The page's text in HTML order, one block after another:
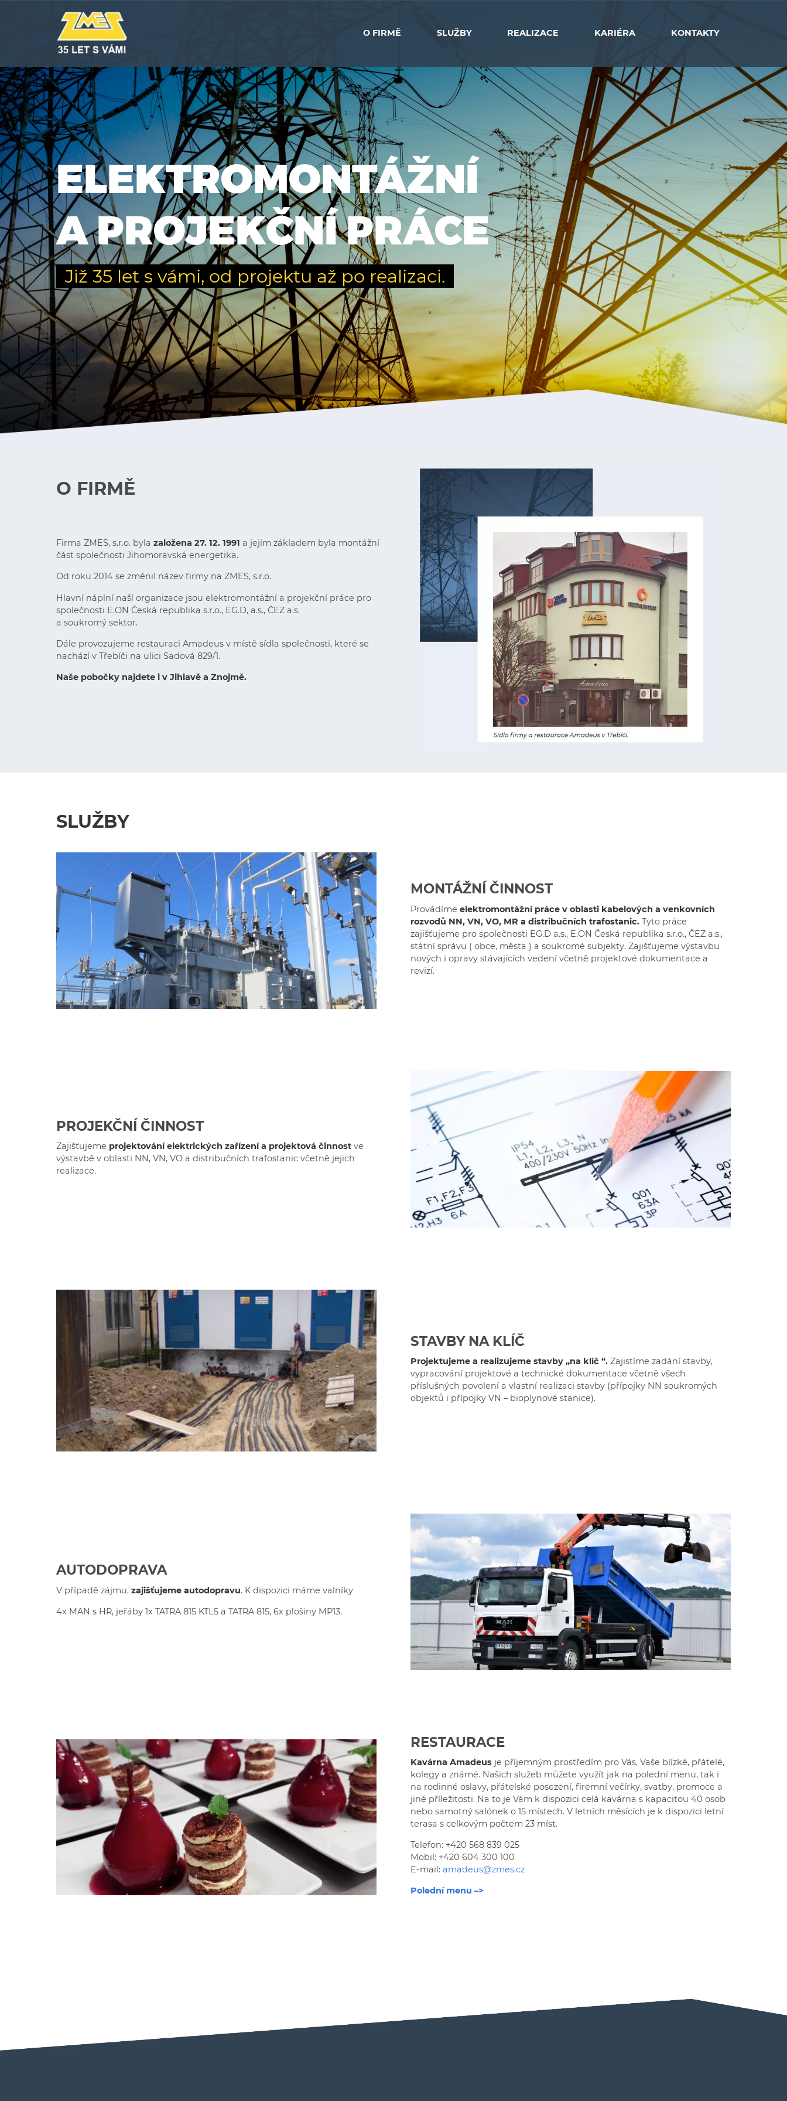
O FIRMĚ SLUŽBY REALIZACE KARIÉRA KONTAKTY
ELEKTROMONTÁŽNÍ
A PROJEKČNÍ PRÁCE
Již 35 let s vámi, od projektu až po realizaci.
O FIRMĚ
Firma ZMES, s.r.o. byla založena 27. 12. 1991 a jejím základem byla montážní
část společnosti Jihomoravská energetika.
Od roku 2014 se změnil název firmy na ZMES, s.r.o.
Hlavní náplní naší organizace jsou elektromontážní a projekční práce pro
společnosti E.ON Česká republika s.r.o., EG.D, a.s., ČEZ a.s.
a soukromý sektor.
Dále provozujeme restauraci Amadeus v místě sídla společnosti, které se
nachází v Třebíči na ulici Sadová 829/1.
Naše pobočky najdete i v Jihlavě a Znojmě.
SLUŽBY
MONTÁŽNÍ ČINNOST
Provádíme elektromontážní práce v oblasti kabelových a venkovních
rozvodů NN, VN, VO, MR a distribučních trafostanic. Tyto práce
zajišťujeme pro společnosti EG.D a.s., E.ON Česká republika s.r.o., ČEZ a.s.,
státní správu ( obce, města ) a soukromé subjekty. Zajišťujeme výstavbu
nových i opravy stávajících vedení včetně projektové dokumentace a
revizí.
PROJEKČNÍ ČINNOST
Zajišťujeme projektování elektrických zařízení a projektová činnost ve
výstavbě v oblasti NN, VN, VO a distribučních trafostanic včetně jejich
realizace.
STAVBY NA KLÍČ
Projektujeme a realizujeme stavby „na klíč “.Zajistíme zadání stavby,
vypracování projektové a technické dokumentace včetně všech
příslušných povolení a vlastní realizaci stavby (přípojky NN soukromých
objektů i přípojky VN – bioplynové stanice).
AUTODOPRAVA
V případě zájmu, zajišťujeme autodopravu. K dispozici máme valníky
4x MAN s HR, jeřáby 1x TATRA 815 KTL5 a TATRA 815, 6x plošiny MP13.
RESTAURACE
Kavárna Amadeusje příjemným prostředím pro Vás, Vaše blízké, přátelé,
kolegy a známé. Našich služeb můžete využít jak na polední menu, tak i
na rodinné oslavy, přátelské posezení, firemní večírky, svatby, promoce a
jiné příležitosti. Na to je Vám k dispozici celá kavárna s kapacitou 40 osob
nebo samotný salónek o 15 místech. V letních měsících je k dispozici letní
terasa s celkovým počtem 23 míst.
Telefon: +420 568 839 025
Mobil: +420 604 300 100
E-mail: amadeus@zmes.cz
Polední menu –>